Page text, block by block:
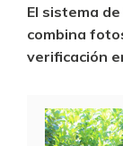
El sistema
combina
verificación